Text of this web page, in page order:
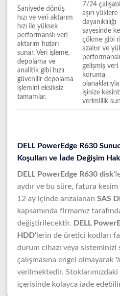
Saniyede dönüş
hızı ve veri aktarım
hızı ile yüksek
performanslı veri
aktarım hızları
sunar. Veri işleme,
depolama ve
analitik gibi hızlı
güvenilir depolama
işlemini eksiksiz
tamamlar.
7/24
aşırı yüklere
dayanıklılığı
sayesinde
çökme gibi
azaltır ve
performanslı
gelişmiş veri
koruma
olanaklarıyla
işinize
verimlilik
DELL PowerEdge R630
Koşulları ve İade Değişim
DELL PowerEdge R630 disk
aydır ve bu süre, fatura
12 ay içinde arızalanan SAS
kapsamında firmamız
değiştirilecektir. DELL
HDD‘lerin de üretici kodları
durum cihazı veya
çalışmasına engel olmayarak
verilmektedir.
içerisinde kolayca iade